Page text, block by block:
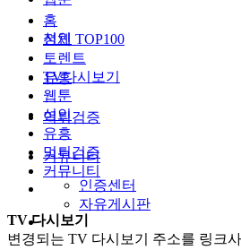
성인
유흥
먹튀검증
커뮤니티
인증센터
자유게시판
홈
전체 TOP100
토렌트
TV다시보기
웹툰
성인
유흥
먹튀검증
커뮤니티
TV 다시보기
변경되는 TV 다시보기 주소를 링크